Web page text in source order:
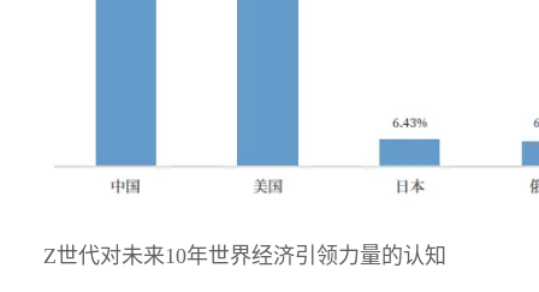
Z世代对未来10年世界经济引领力量的认知